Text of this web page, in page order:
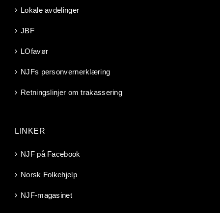
Lokale avdelinger
JBF
LOfavør
NJFs personvernerklæring
Retningslinjer om trakassering
LINKER
NJF på Facebook
Norsk Folkehjelp
NJF-magasinet